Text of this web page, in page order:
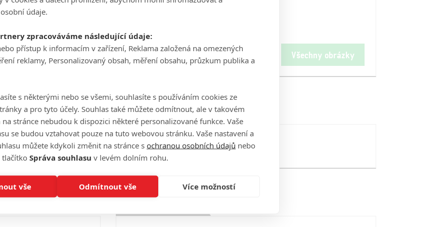
Celé obsazení Všechny obrázky
Videa
Počet videií: 0
Hodnocení
údaje.
zpracováváme následující údaje:
přístup k informacím v zařízení, Reklama založená na omezených
reklamy, Personalizovaný obsah, měření obsahu, průzkum publika a
s některými nebo se všemi, souhlasíte s používáním cookies ze
a pro tyto účely. Souhlas také můžete odmítnout, ale v takovém
stránce nebudou k dispozici některé personalizované funkce. Vaše
se budou vztahovat pouze na tuto webovou stránku. Vaše nastavení a
můžete kdykoli změnit na stránce sochranou osobních údajů nebo
Správa souhlasu v levém dolním rohu.
vše Odmítnout vše Více možností